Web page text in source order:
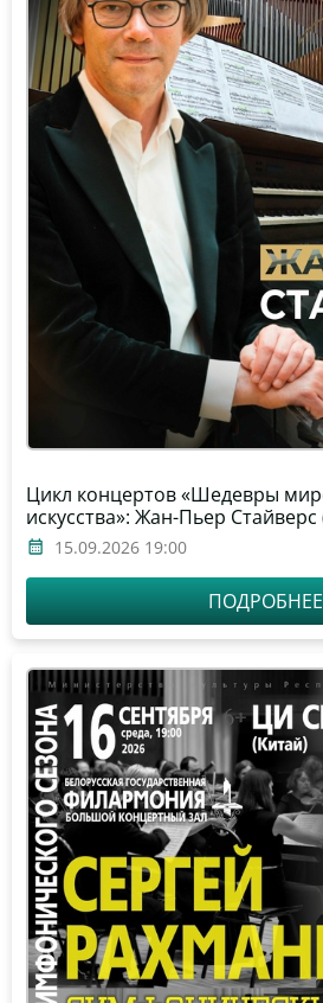
Цикл концертов «Шедевры
искусства»: Жан-Пьер
15.09.2026 19:00
ПОДРОБНЕЕ